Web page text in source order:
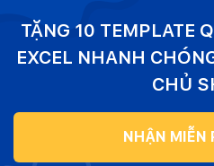
TẶNG 10 TEMPLATE
EXCEL NHANH
CHỦ
NHẬN MIỄN